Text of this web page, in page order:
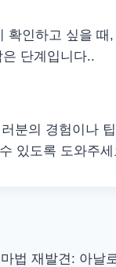
확인하고 싶을 때
단계입니다..
분의 경험이나
있도록 도와주세
법 재발견: 아날